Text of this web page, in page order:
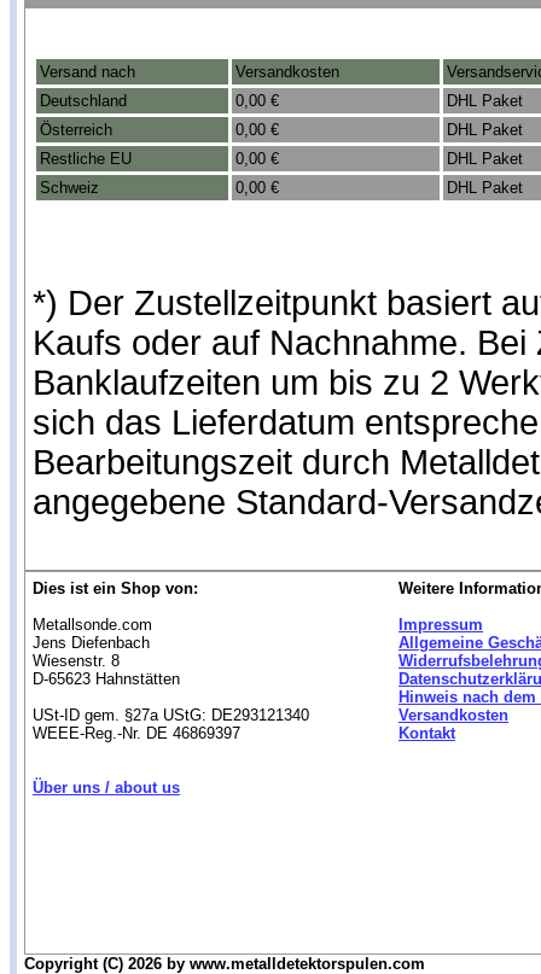
Versand nach Versandkosten
Deutschland
0,00 €
DHL Paket
Österreich
0,00 €
DHL Paket
Restliche EU
0,00 €
DHL Paket
Schweiz
0,00 € DHL Paket
*) Der Zustellzeitpunkt basiert
Kaufs oder auf Nachnahme.
Banklaufzeiten um bis zu 2
sich das Lieferdatum
Bearbeitungszeit durch
angegebene Standard-
Dies ist ein Shop von:
Metallsonde.com
Jens Diefenbach
Wiesenstr. 8
D-65623 Hahnstätten
USt-ID gem. §27a UStG: DE293121340
WEEE-Reg.-Nr. DE 46869397
Über uns / about us
Weitere
Impressum
Allgemeine
Hinweis nach
Versandkosten
Kontakt
Copyright (C) 2026 by www.metalldetektorspulen.com